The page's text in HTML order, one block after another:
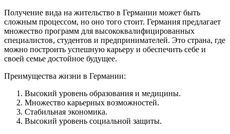
Получение вида на жительство в Германии может быть
сложным процессом, но оно того стоит. Германия предлагает
множество программ для высококвалифицированных
специалистов, студентов и предпринимателей. Это страна, где
можно построить успешную карьеру и обеспечить себе и
своей семье достойное будущее.
Преимущества жизни в Германии:
Высокий уровень образования и медицины.
Множество карьерных возможностей.
Стабильная экономика.
Высокий уровень социальной защиты.